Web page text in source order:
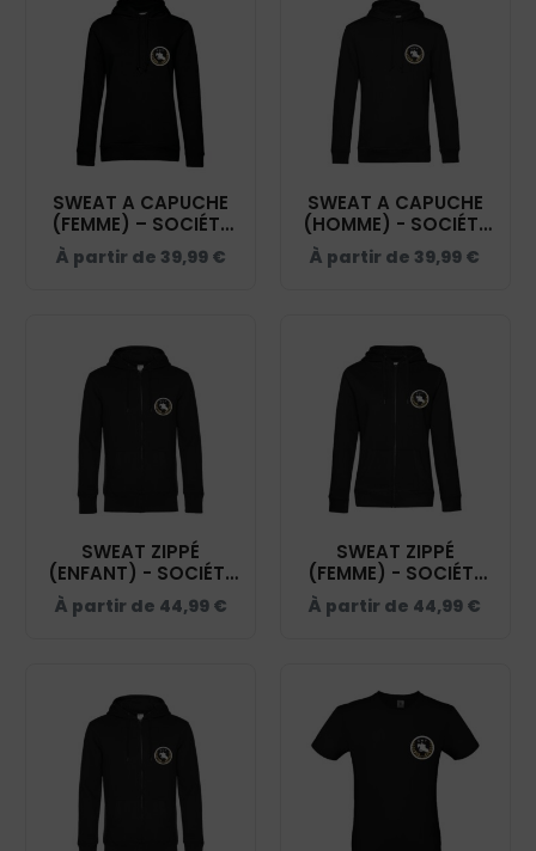
SWEAT A CAPUCHE
(FEMME) – SOCIÉTÉ
HIPPIQUE YONNAISE -
NOIR - BCW34B
À partir de 39,99 €
SWEAT A CAPUCHE
(HOMME) - SOCIÉTÉ
HIPPIQUE YONNAISE -
NOIR - BCU33B
À partir de 39,99 €
SWEAT ZIPPÉ
(ENFANT) - SOCIÉTÉ
HIPPIQUE YONNAISE -
NOIR - K455
À partir de 44,99 €
SWEAT ZIPPÉ
(FEMME) - SOCIÉTÉ
HIPPIQUE YONNAISE -
NOIR - BCW03Q
À partir de 44,99 €